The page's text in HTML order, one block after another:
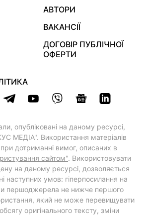
АВТОРИ
ВАКАНСІЇ
ДОГОВІР ПУБЛІЧНОЇ
ОФЕРТИ
опубліковані на даному ресурсі,
МЕДІА". Використання матеріалів
дотриманні вимог, описаних в
сайтом". Використовувати
на даному ресурсі, дозволяється
наступних умов: гіперпосилання на
першоджерела не нижче першого
який не може перевищувати
оригінального тексту, зміни